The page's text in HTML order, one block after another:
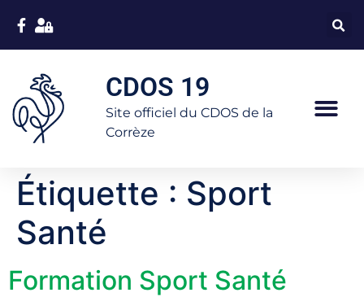
CDOS 19
Site officiel du CDOS de la
Corrèze
Étiquette : Sport
Santé
Formation Sport Santé